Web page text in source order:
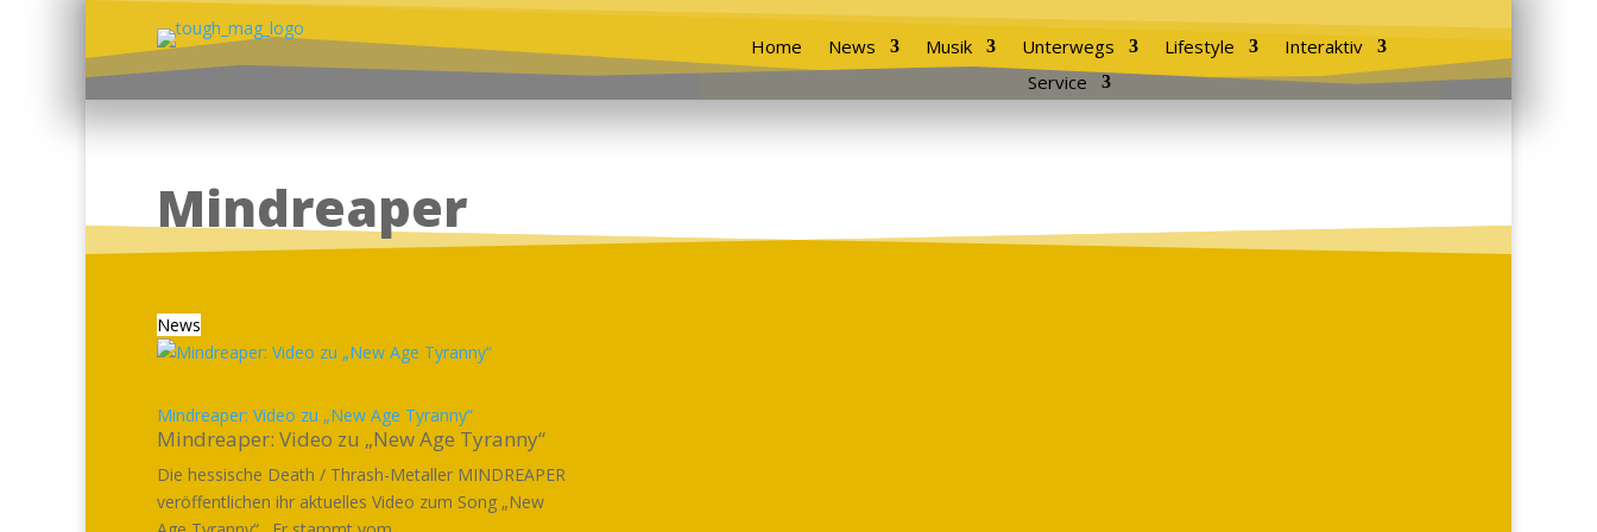
Home News Musik Unterwegs Lifestyle
Interaktiv
Service
Mindreaper
News
Mindreaper: Video zu „New Age Tyranny“
Mindreaper: Video zu „New Age Tyranny“
Die hessische Death / Thrash-Metaller MINDREAPER
veröffentlichen ihr aktuelles Video zum Song „New